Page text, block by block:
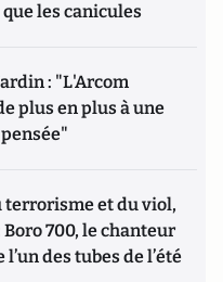
les canicules
: "L'Arcom
plus en plus à une
terrorisme et du viol,
700, le chanteur
l’un des tubes de l’été